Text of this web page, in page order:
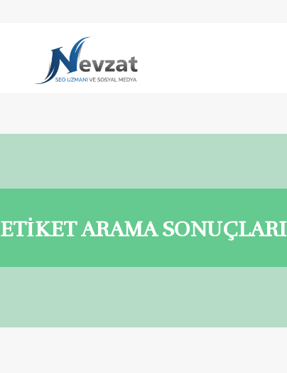
ETİKET ARAMA SONUÇLARI